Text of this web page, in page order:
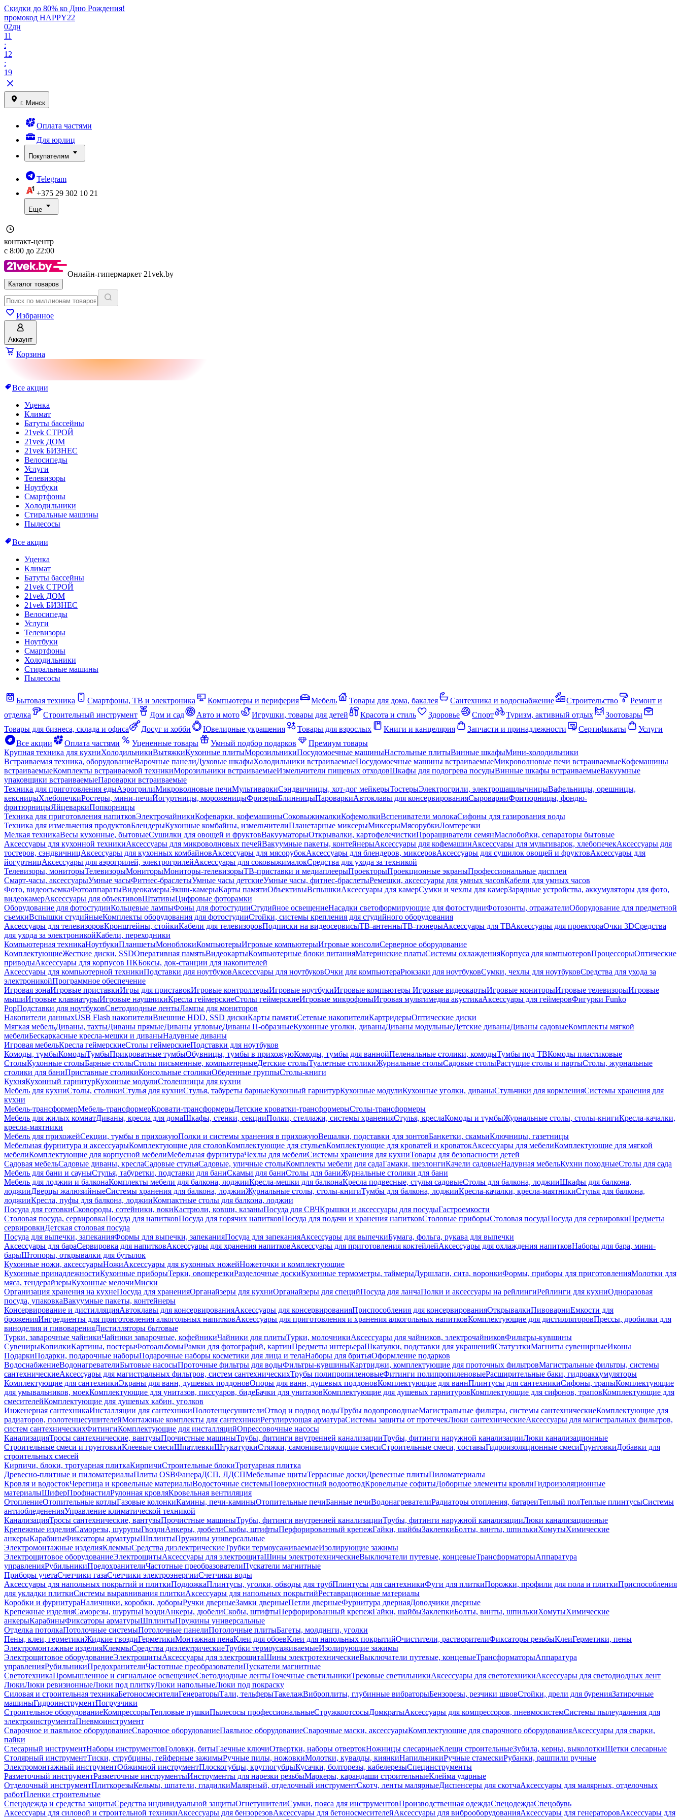
Скидки до 80% ко Дню Рождения!
промокод HAPPY22
02дн
11
:
12
:
19
г. Минск
Оплата частями
Для юрлиц
Покупателям
Telegram
+375 29 302 10 21
Еще
контакт-центр
с 8:00 до 22:00
Онлайн-гипермаркет 21vek.by
Каталог товаров
Избранное
Аккаунт
Корзина
Все акции
Уценка
Климат
Батуты бассейны
21vek СТРОЙ
21vek ДОМ
21vek БИЗНЕС
Велосипеды
Услуги
Телевизоры
Ноутбуки
Смартфоны
Холодильники
Стиральные машины
Пылесосы
Все акции
Уценка
Климат
Батуты бассейны
21vek СТРОЙ
21vek ДОМ
21vek БИЗНЕС
Велосипеды
Услуги
Телевизоры
Ноутбуки
Смартфоны
Холодильники
Стиральные машины
Пылесосы
Бытовая техника Смартфоны, ТВ и электроника Компьютеры и периферия Мебель Товары для дома, бакалея Сантехника и водоснабжение Строительство
Ремонт и
отделка
Строительный инструмент Дом и сад Авто и мото Игрушки, товары для детей Красота и стиль Здоровье Спорт Туризм, активный отдых
Зоотовары
Товары для бизнеса, склада и офиса
Досуг и хобби Ювелирные украшения Товары для взрослых Книги и канцелярия Запчасти и принадлежности Сертификаты
Услуги
Все акции
Оплата частями Уцененные товары Умный подбор подарков
Премиум товары
Крупная техника для кухниХолодильникиВытяжкиКухонные плитыМорозильникиПосудомоечные машиныНастольные плитыВинные шкафыМини-холодильники
Встраиваемая техника, оборудованиеВарочные панелиДуховые шкафыХолодильники встраиваемыеПосудомоечные машины встраиваемыеМикроволновые печи встраиваемыеКофемашины
встраиваемыеКомплекты встраиваемой техникиМорозильники встраиваемыеИзмельчители пищевых отходовШкафы для подогрева посудыВинные шкафы встраиваемыеВакуумные
упаковщики встраиваемыеПароварки встраиваемые
Техника для приготовления едыАэрогрилиМикроволновые печиМультиваркиСэндвичницы, хот-дог мейкерыТостерыЭлектрогрили, электрошашлычницыВафельницы, орешницы,
кексницыХлебопечкиРостеры, мини-печиЙогуртницы, мороженицыФризерыБлинницыПароваркиАвтоклавы для консервированияСыроварниФритюрницы, фондю-
фритюрницыЯйцеваркиПопкорницы
Техника для приготовления напитковЭлектрочайникиКофеварки, кофемашиныСоковыжималкиКофемолкиВспениватели молокаСифоны для газирования воды
Техника для измельчения продуктовБлендерыКухонные комбайны, измельчителиПланетарные миксерыМиксерыМясорубкиЛомтерезки
Мелкая техникаВесы кухонные, бытовыеСушилки для овощей и фруктовВакууматорыОткрывалки, картофелечисткиПроращиватели семянМаслобойки, сепараторы бытовые
Аксессуары для кухонной техникиАксессуары для микроволновых печейВакуумные пакеты, контейнерыАксессуары для кофемашинАксессуары для мультиварок, хлебопечекАксессуары для
тостеров, сэндвичницАксессуары для кухонных комбайновАксессуары для мясорубокАксессуары для блендеров, миксеровАксессуары для сушилок овощей и фруктовАксессуары для
йогуртницАксессуары для аэрогрилей, электрогрилейАксессуары для соковыжималокСредства для ухода за техникой
Телевизоры, мониторыТелевизорыМониторыМониторы-телевизорыТВ-приставки и медиаплеерыПроекторыПроекционные экраныПрофессиональные дисплеи
Смарт-часы, аксессуарыУмные часыФитнес-браслетыУмные часы детскиеУмные часы, фитнес-браслетыРемешки, аксессуары для умных часовКабели для умных часов
Фото, видеосъемкаФотоаппаратыВидеокамерыЭкшн-камерыКарты памятиОбъективыВспышкиАксессуары для камерСумки и чехлы для камерЗарядные устройства, аккумуляторы для фото,
видеокамерАксессуары для объективовШтативыЦифровые фоторамки
Оборудование для фотостудииКольцевые лампыФоны для фотостудииСтудийное освещениеНасадки светоформирующие для фотостудииФотозонты, отражателиОборудование для предметной
съемкиВспышки студийныеКомплекты оборудования для фотостудииСтойки, системы крепления для студийного оборудования
Аксессуары для телевизоровКронштейны, стойкиКабели для телевизоровПодписки на видеосервисыТВ-антенныТВ-тюнерыАксессуары для ТВАксессуары для проектораОчки 3DСредства
для ухода за электроникойКабели, переходники
Компьютерная техникаНоутбукиПланшетыМоноблокиКомпьютерыИгровые компьютерыИгровые консолиСерверное оборудование
КомплектующиеЖесткие диски, SSDОперативная памятьВидеокартыКомпьютерные блоки питанияМатеринские платыСистемы охлажденияКорпуса для компьютеровПроцессорыОптические
приводыАксессуары для корпусов ПКБоксы, док-станции для накопителей
Аксессуары для компьютерной техникиПодставки для ноутбуковАксессуары для ноутбуковОчки для компьютераРюкзаки для ноутбуковСумки, чехлы для ноутбуковСредства для ухода за
электроникойПрограммное обеспечение
Игровая зонаИгровые приставкиИгры для приставокИгровые контроллерыИгровые ноутбукиИгровые компьютеры Игровые видеокартыИгровые мониторыИгровые телевизорыИгровые
мышиИгровые клавиатурыИгровые наушникиКресла геймерскиеСтолы геймерскиеИгровые микрофоныИгровая мультимедиа акустикаАксессуары для геймеровФигурки Funko
PopПодставки для ноутбуковСветодиодные лентыЛампы для мониторов
Накопители данныхUSB Flash накопителиВнешние HDD, SSD дискиКарты памятиСетевые накопителиКартридерыОптические диски
Мягкая мебельДиваны, тахтыДиваны прямыеДиваны угловыеДиваны П-образныеКухонные уголки, диваныДиваны модульныеДетские диваныДиваны садовыеКомплекты мягкой
мебелиБескаркасные кресла-мешки и диваныНадувные диваны
Игровая мебельКресла геймерскиеСтолы геймерскиеПодставки для ноутбуков
Комоды, тумбыКомодыТумбыПрикроватные тумбыОбувницы, тумбы в прихожуюКомоды, тумбы для ваннойПеленальные столики, комодыТумбы под ТВКомоды пластиковые
СтолыКухонные столыБарные столыСтолы письменные, компьютерныеДетские столыТуалетные столикиЖурнальные столыСадовые столыРастущие столы и партыСтолы, журнальные
столики для баниПриставные столикиКонсольные столикиОбеденные группыСтолы-книги
КухняКухонный гарнитурКухонные модулиСтолешницы для кухни
Мебель для кухниСтолы, столикиСтулья для кухниСтулья, табуреты барныеКухонный гарнитурКухонные модулиКухонные уголки, диваныСтульчики для кормленияСистемы хранения для
кухни
Мебель-трансформерМебель-трансформерКровати-трансформерыДетские кроватки-трансформерыСтолы-трансформеры
Мебель для жилых комнатДиваны, кресла для домаШкафы, стенки, секцииПолки, стеллажи, системы храненияСтулья, креслаКомоды и тумбыЖурнальные столы, столы-книгиКресла-качалки,
кресла-маятники
Мебель для прихожейСекции, тумбы в прихожуюПолки и системы хранения в прихожуюВешалки, подставки для зонтовБанкетки, скамьиКлючницы, газетницы
Мебельная фурнитура и аксессуарыКомплектующие для столовКомплектующие для стульевКомплектующие для кроватей и кроватокАксессуары для мебелиКомплектующие для мягкой
мебелиКомплектующие для корпусной мебелиМебельная фурнитураЧехлы для мебелиСистемы хранения для кухниТовары для безопасности детей
Садовая мебельСадовые диваны, креслаСадовые стульяСадовые, уличные столыКомплекты мебели для садаГамаки, шезлонгиКачели садовыеНадувная мебельКухни походныеСтолы для сада
Мебель для бани и сауныСтулья, табуретки, подставки для баниСкамьи для баниСтолы для баниЖурнальные столики для бани
Мебель для лоджии и балконаКомплекты мебели для балкона, лоджииКресла-мешки для балконаКресла подвесные, стулья садовыеСтолы для балкона, лоджииШкафы для балкона,
лоджииДверцы жалюзийныеСистемы хранения для балкона, лоджииЖурнальные столы, столы-книгиТумбы для балкона, лоджииКресла-качалки, кресла-маятникиСтулья для балкона,
лоджииКресла, пуфы для балкона, лоджииКомпактные столы для балкона, лоджии
Посуда для готовкиСковороды, сотейники, вокиКастрюли, ковши, казаныПосуда для СВЧКрышки и аксессуары для посудыГастроемкости
Столовая посуда, сервировкаПосуда для напитковПосуда для горячих напитковПосуда для подачи и хранения напитковСтоловые приборыСтоловая посудаПосуда для сервировкиПредметы
сервировкиДетская столовая посуда
Посуда для выпечки, запеканияФормы для выпечки, запеканияПосуда для запеканияАксессуары для выпечкиБумага, фольга, рукава для выпечки
Аксессуары для бараСервировка для напитковАксессуары для хранения напитковАксессуары для приготовления коктейлейАксессуары для охлаждения напитковНаборы для бара, мини-
барыШтопоры, открывалки для бутылок
Кухонные ножи, аксессуарыНожиАксессуары для кухонных ножейНожеточки и комплектующие
Кухонные принадлежностиКухонные приборыТерки, овощерезкиРазделочные доскиКухонные термометры, таймерыДуршлаги, сита, воронкиФормы, приборы для приготовленияМолотки для
мяса, тендерайзерыКухонные мелочиМиски
Организация хранения на кухнеПосуда для храненияОрганайзеры для кухниОрганайзеры для специйПосуда для ланчаПолки и аксессуары на рейлингиРейлинги для кухниОдноразовая
посуда, упаковкаВакуумные пакеты, контейнеры
Консервирование и дистилляцияАвтоклавы для консервированияАксессуары для консервированияПриспособления для консервированияОткрывалкиПивоварниЕмкости для
броженияИнгредиенты для приготовления алкогольных напитковАксессуары для приготовления и хранения алкогольных напитковКомплектующие для дистилляторовПрессы, дробилки для
виноделия и пивоваренияДистилляторы бытовые
Турки, заварочные чайникиЧайники заварочные, кофейникиЧайники для плитыТурки, молочникиАксессуары для чайников, электрочайниковФильтры-кувшины
СувенирыКопилкиКартины, постерыФотоальбомыРамки для фотографий, картинПредметы интерьераШкатулки, подставки для украшенийСтатуэткиМагниты сувенирныеИконы
ПодаркиПодарки, подарочные наборыПодарочные наборы косметики для лица и телаНаборы для бритьяОформление подарков
ВодоснабжениеВодонагревателиБытовые насосыПроточные фильтры для водыФильтры-кувшиныКартриджи, комплектующие для проточных фильтровМагистральные фильтры, системы
сантехническиеАксессуары для магистральных фильтров, систем сантехническихТрубы полипропиленовыеФитинги полипропиленовыеРасширительные баки, гидроаккумуляторы
Комплектующие для сантехникиЭкраны для ванн, душевых поддоновОпоры для ванн, душевых поддоновКомплектующие для ваннПлинтусы для сантехникиСифоны, трапыКомплектующие
для умывальников, моекКомплектующие для унитазов, писсуаров, бидеБачки для унитазовКомплектующие для душевых гарнитуровКомплектующие для сифонов, траповКомплектующие для
смесителейКомплектующие для душевых кабин, уголков
Инженерная сантехникаИнсталляции для сантехникиПолотенцесушителиОтвод и подвод водыТрубы водопроводныеМагистральные фильтры, системы сантехническиеКомплектующие для
радиаторов, полотенцесушителейМонтажные комплекты для сантехникиРегулирующая арматураСистемы защиты от протечекЛюки сантехническиеАксессуары для магистральных фильтров,
систем сантехническихФитингиКомплектующие для инсталляцийОпрессовочные насосы
КанализацияТросы сантехнические, вантузыПрочистные машиныТрубы, фитинги внутренней канализацииТрубы, фитинги наружной канализацииЛюки канализационные
Строительные смеси и грунтовкиКлеевые смесиШпатлевкиШтукатуркиСтяжки, самонивелирующие смесиСтроительные смеси, составыГидроизоляционные смесиГрунтовкиДобавки для
строительных смесей
Кирпичи, блоки, тротуарная плиткаКирпичиСтроительные блокиТротуарная плитка
Древесно-плитные и пиломатериалыПлиты OSBФанераДСП, ЛДСПМебельные щитыТеррасные доскиДревесные плитыПиломатериалы
Кровля и водостокЧерепица и кровельные материалыВодосточные системыПоверхностный водоотводКровельные софитыДоборные элементы кровлиГидроизоляционные
материалыШиферПрофнастилРулонная кровляКровельная вентиляция
ОтоплениеОтопительные котлыГазовые колонкиКамины, печи-каминыОтопительные печиБанные печиВодонагревателиРадиаторы отопления, батареиТеплый полТеплые плинтусыСистемы
антиобледененияУправление климатической техникой
КанализацияТросы сантехнические, вантузыПрочистные машиныТрубы, фитинги внутренней канализацииТрубы, фитинги наружной канализацииЛюки канализационные
Крепежные изделияСаморезы, шурупыГвоздиАнкеры, дюбелиСкобы, штифтыПерфорированный крепежГайки, шайбыЗаклепкиБолты, винты, шпилькиХомутыХимические
анкерыКарабиныФиксаторы арматурыШплинтыПружины универсальные
Электромонтажные изделияКлеммыСредства диэлектрическиеТрубки термоусаживаемыеИзолирующие зажимы
Электрощитовое оборудованиеЭлектрощитыАксессуары для электрощитаШины электротехническиеВыключатели путевые, концевыеТрансформаторыАппаратура
управленияРубильникиПредохранителиЧастотные преобразователиПускатели магнитные
Приборы учетаСчетчики газаСчетчики электроэнергииСчетчики воды
Аксессуары для напольных покрытий и плиткиПодложкаПлинтусы, уголки, обводы для трубПлинтусы для сантехникиФуги для плиткиПорожки, профили для пола и плиткиПриспособления
для укладки плиткиСистемы выравнивания плиткиАксессуары для напольных покрытийРеставрационные материалы
Коробки и фурнитураНаличники, коробки, доборыРучки дверныеЗамки дверныеПетли дверныеФурнитура двернаяДоводчики дверные
Крепежные изделияСаморезы, шурупыГвоздиАнкеры, дюбелиСкобы, штифтыПерфорированный крепежГайки, шайбыЗаклепкиБолты, винты, шпилькиХомутыХимические
анкерыКарабиныФиксаторы арматурыШплинтыПружины универсальные
Отделка потолкаПотолочные системыПотолочные панелиПотолочные плитыБагеты, молдинги, уголки
Пены, клеи, герметикиЖидкие гвоздиГерметикиМонтажная пенаКлеи для обоевКлеи для напольных покрытийОчистители, растворителиФиксаторы резьбыКлеиГерметики, пены
Электромонтажные изделияКлеммыСредства диэлектрическиеТрубки термоусаживаемыеИзолирующие зажимы
Электрощитовое оборудованиеЭлектрощитыАксессуары для электрощитаШины электротехническиеВыключатели путевые, концевыеТрансформаторыАппаратура
управленияРубильникиПредохранителиЧастотные преобразователиПускатели магнитные
СветотехникаПромышленное и сигнальное освещениеСветодиодные лентыТочечные светильникиТрековые светильникиАксессуары для светотехникиАксессуары для светодиодных лент
ЛюкиЛюки ревизионныеЛюки под плиткуЛюки напольныеЛюки под покраску
Силовая и строительная техникаБетоносмесителиГенераторыТали, тельферыТакелажВиброплиты, глубинные вибраторыБензорезы, резчики швовСтойки, дрели для буренияЗатирочные
машиныГидроинструментПогрузчики
Строительное оборудованиеКомпрессорыТепловые пушкиПылесосы профессиональныеСтружкоотсосыДомкратыАксессуары для компрессоров, пневмосистемСистемы пылеудаления для
электроинструментаПневмоинструмент
Сварочное и паяльное оборудованиеСварочное оборудованиеПаяльное оборудованиеСварочные маски, аксессуарыКомплектующие для сварочного оборудованияАксессуары для сварки,
пайки
Слесарный инструментНаборы инструментовГоловки, битыГаечные ключиОтвертки, наборы отвертокНожницы слесарныеКлещи строительныеЗубила, керны, выколоткиЩетки слесарные
Столярный инструментТиски, струбцины, гейферные зажимыРучные пилы, ножовкиМолотки, кувалды, киянкиНапильникиРучные стамескиРубанки, рашпили ручные
Электромонтажный инструментОбжимной инструментПлоскогубцы, круглогубцыКусачки, болторезы, кабелерезыСпецинструменты
Разметочный инструментРазметочные инструментыИнструменты для нарезки резьбыМаркеры, карандаши строительныеКлейма ударные
Отделочный инструментПлиткорезыКельмы, шпатели, гладилкиМалярный, отделочный инструментСкотч, ленты малярныеДиспенсеры для скотчаАксессуары для малярных, отделочных
работПленки строительные
Спецодежда и средства защитыСредства индивидуальной защитыОгнетушителиСумки, пояса для инструментовПроизводственная одеждаСпецодеждаСпецобувь
Аксессуары для силовой и строительной техникиАксессуары для бензорезовАксессуары для бетоносмесителейАксессуары для виброоборудованияАксессуары для генераторовАксессуары для